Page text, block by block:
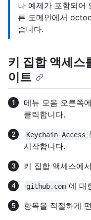
나 예제가 포함되어
른 도메인에서
습니다.
키 집합 액세스
이트
메뉴 모음 오른쪽
클릭합니다.
Keychain Access
시작합니다.
키 집합 액세스에서
github.com 에 대
항목을 적절하게